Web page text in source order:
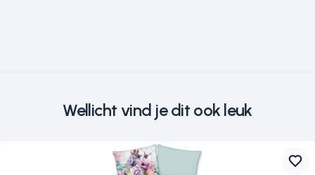
Wellicht vind je dit ook leuk